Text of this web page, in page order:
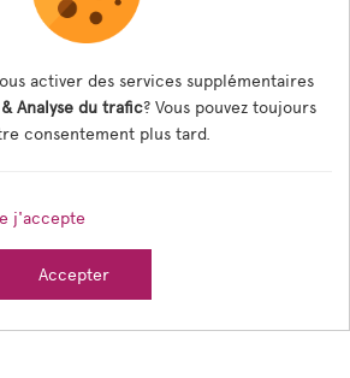
panneaux digitaux
menus de la cantine
règlementaires
activer des services supplémentaires
Analyse du trafic? Vous pouvez toujours
consentement plus tard.
j'accepte
Accepter